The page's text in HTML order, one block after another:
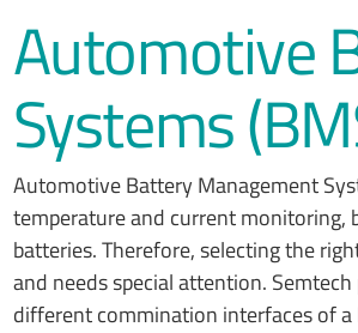
Automotive
Systems
Automotive Battery Management
temperature and current monitoring,
batteries. Therefore, selecting the
and needs special attention.
different commination interfaces of a